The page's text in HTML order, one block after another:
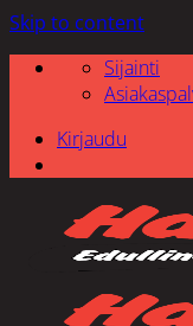
Skip to content
Sijainti
Kirjaudu